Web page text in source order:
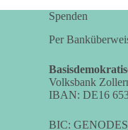
bestimmten Partei kommt?
Sachsen-Anhalt braucht
Kommunen. Diese
kleiner, wenn im Landtag
und erst danach auf den
Spenden
Per
Volksbank
IBAN: DE16
BIC: